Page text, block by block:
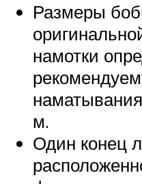
Размеры
намотки
м.
Один конец